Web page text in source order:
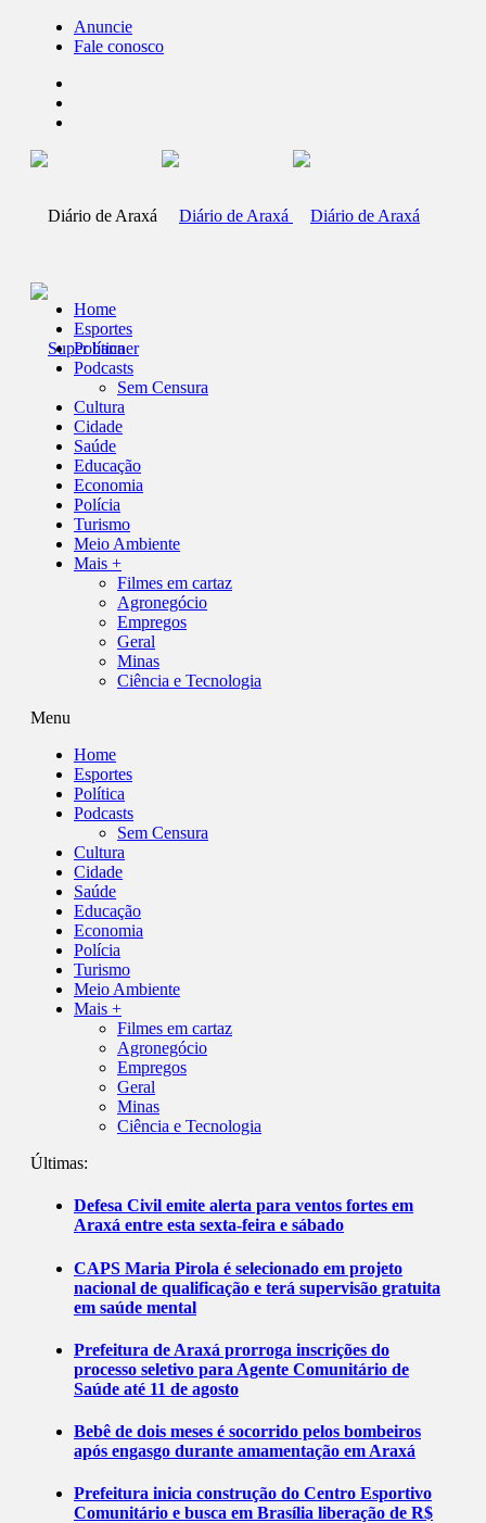
Anuncie
Fale conosco
Home
Esportes
Política
Podcasts
Sem Censura
Cultura
Cidade
Saúde
Educação
Economia
Polícia
Turismo
Meio Ambiente
Mais +
Filmes em cartaz
Agronegócio
Empregos
Geral
Minas
Ciência e Tecnologia
Menu
Home
Esportes
Política
Podcasts
Sem Censura
Cultura
Cidade
Saúde
Educação
Economia
Polícia
Turismo
Meio Ambiente
Mais +
Filmes em cartaz
Agronegócio
Empregos
Geral
Minas
Ciência e Tecnologia
Últimas:
Defesa Civil emite alerta para ventos fortes em
Araxá entre esta sexta-feira e sábado
CAPS Maria Pirola é selecionado em projeto
nacional de qualificação e terá supervisão gratuita
em saúde mental
Prefeitura de Araxá prorroga inscrições do
processo seletivo para Agente Comunitário de
Saúde até 11 de agosto
Bebê de dois meses é socorrido pelos bombeiros
após engasgo durante amamentação em Araxá
Prefeitura inicia construção do Centro Esportivo
Comunitário e busca em Brasília liberação de R$